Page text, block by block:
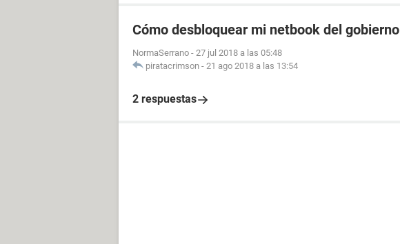
Cómo desbloquear mi netbook del gobierno
NormaSerrano - 27 jul 2018 a las 05:48
piratacrimson - 21 ago 2018 a las 13:54
2 respuestas